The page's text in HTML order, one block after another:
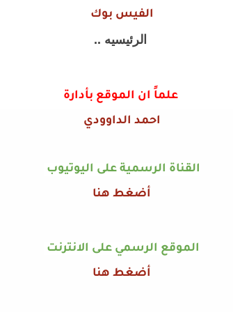
الفيس بوك
الرئيسيه ..
علماً ان الموقع بأدارة
احمد الداوودي
القناة الرسمية على اليوتيوب
أضغط هنا
الموقع الرسمي على الانترنت
أضغط هنا